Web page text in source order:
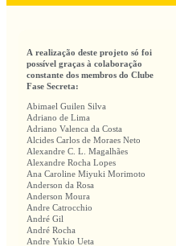
A realização deste projeto só foi
possível graças à colaboração
constante dos membros do Clube
Fase Secreta:
Abimael Guilen Silva
Adriano de Lima
Adriano Valenca da Costa
Alcides Carlos de Moraes Neto
Alexandre C. L. Magalhães
Alexandre Rocha Lopes
Ana Caroline Miyuki Morimoto
Anderson da Rosa
Anderson Moura
Andre Catrocchio
André Gil
André Rocha
Andre Yukio Ueta